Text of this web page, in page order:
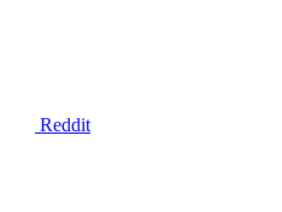
Reddit